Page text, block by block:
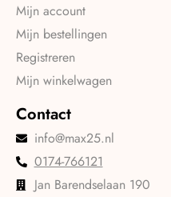
Mijn account
Mijn bestellingen
Registreren
Mijn winkelwagen
Contact
info@max25.nl
0174-766121
Jan Barendselaan 190